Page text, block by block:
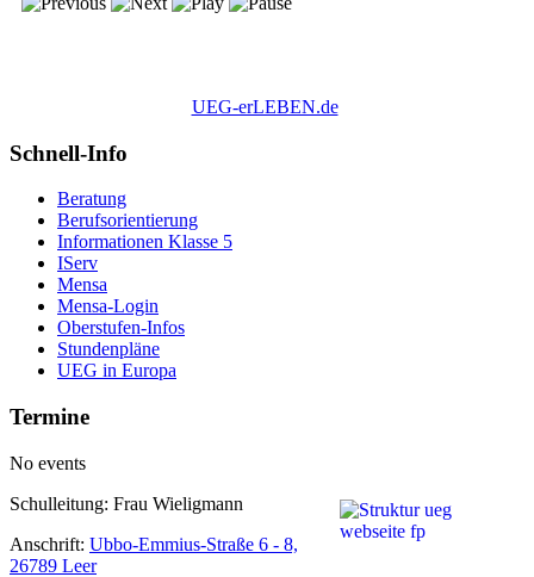
UEG-erLEBEN.de
Schnell-Info
Beratung
Berufsorientierung
Informationen Klasse 5
IServ
Mensa
Mensa-Login
Oberstufen-Infos
Stundenpläne
UEG in Europa
Termine
No events
Schulleitung: Frau Wieligmann
Anschrift: Ubbo-Emmius-Straße 6 - 8,
26789 Leer